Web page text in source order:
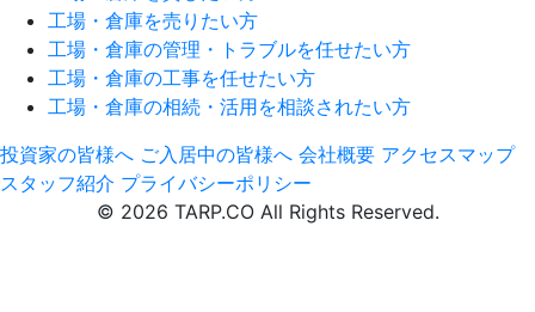
工場・倉庫を売りたい方
工場・倉庫の管理・トラブルを任せたい方
工場・倉庫の工事を任せたい方
工場・倉庫の相続・活用を相談されたい方
投資家の皆様へ ご入居中の皆様へ 会社概要 アクセスマップ
スタッフ紹介 プライバシーポリシー
© 2026 TARP.CO All Rights Reserved.